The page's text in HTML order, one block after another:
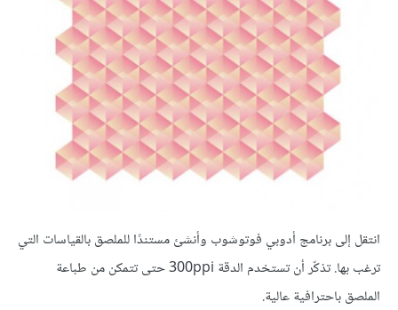
انتقل إلى برنامج أدوبي فوتوشوب وأنشئ مستندًا للملصق بالقياسات التي
ترغب بها. تذكّر أن تستخدم الدقة 300ppi حتى تتمكن من طباعة
الملصق باحترافية عالية.